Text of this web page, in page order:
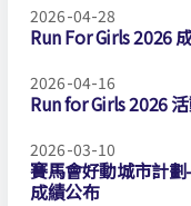
2026-04-28
Run For Girls 2026
2026-04-16
Run for Girls 2026
2026-03-10
賽馬會好動城市計
成績公布